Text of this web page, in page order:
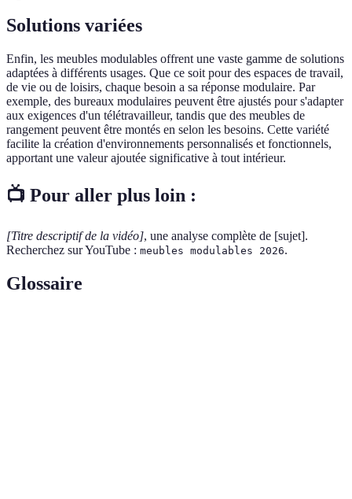
Solutions variées
Enfin, les meubles modulables offrent une vaste gamme de solutions
adaptées à différents usages. Que ce soit pour des espaces de travail,
de vie ou de loisirs, chaque besoin a sa réponse modulaire. Par
exemple, des bureaux modulaires peuvent être ajustés pour s'adapter
aux exigences d'un télétravailleur, tandis que des meubles de
rangement peuvent être montés en selon les besoins. Cette variété
facilite la création d'environnements personnalisés et fonctionnels,
apportant une valeur ajoutée significative à tout intérieur.
📺 Pour aller plus loin :
[Titre descriptif de la vidéo], une analyse complète de [sujet].
Recherchez sur YouTube : meubles modulables 2026.
Glossaire